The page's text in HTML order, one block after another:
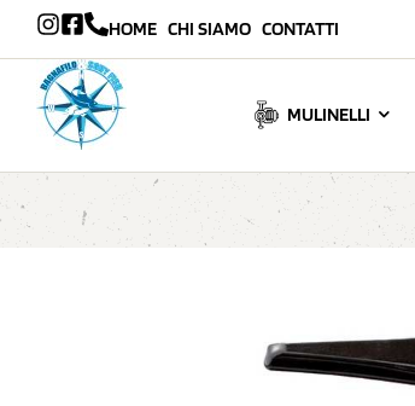
HOME CHI SIAMO CONTATTI
MULINELLI